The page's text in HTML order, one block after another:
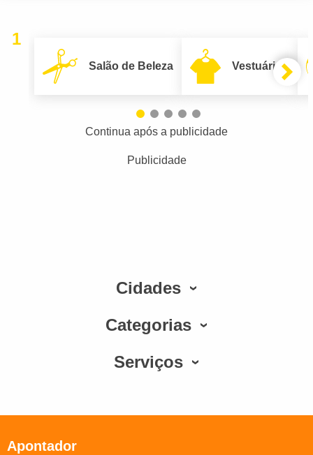
1
Salão de Beleza Vestuário
Continua após a publicidade
Publicidade
Cidades
Categorias
Serviços
Apontador